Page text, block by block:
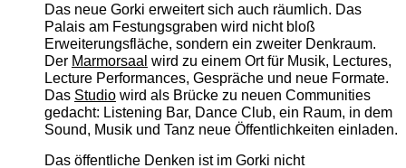
Das neue Gorki erweitert sich auch räumlich. Das
Palais am Festungsgraben wird nicht bloß
Erweiterungsfläche, sondern ein zweiter Denkraum.
Der Marmorsaal wird zu einem Ort für Musik, Lectures,
Lecture Performances, Gespräche und neue Formate.
Das Studiowird als Brücke zu neuen Communities
gedacht: Listening Bar, Dance Club, ein Raum, in dem
Sound, Musik und Tanz neue Öffentlichkeiten einladen.
Das öffentliche Denken ist im Gorki nicht